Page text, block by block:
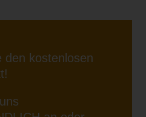
den kostenlosen